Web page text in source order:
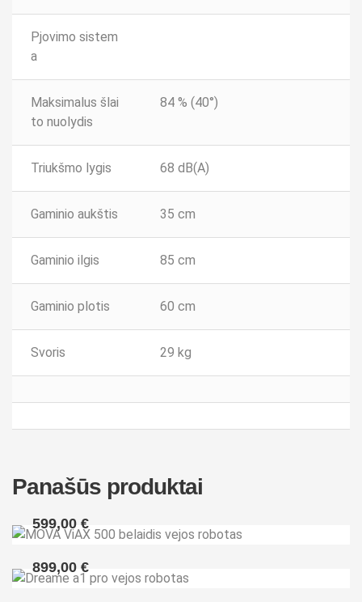
Pjovimo sistem
a
Maksimalus šlai
to nuolydis
84 % (40°)
Triukšmo lygis 68 dB(A)
Gaminio aukštis 35 cm
Gaminio ilgis 85 cm
Gaminio plotis 60 cm
Svoris 29 kg
Panašūs produktai
599,00 €
899,00 €